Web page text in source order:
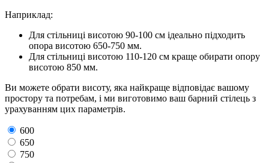
Наприклад:
Для стільниці висотою 90-100 см ідеально підходить
опора висотою 650-750 мм.
Для стільниці висотою 110-120 см краще обирати опору
висотою 850 мм.
Ви можете обрати висоту, яка найкраще відповідає вашому
простору та потребам, і ми виготовимо ваш барний стілець з
урахуванням цих параметрів.
600
650
750